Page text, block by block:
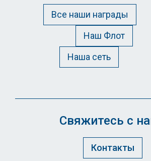
Все наши награды
Наш Флот
Наша сеть
Свяжитесь с
Контакты